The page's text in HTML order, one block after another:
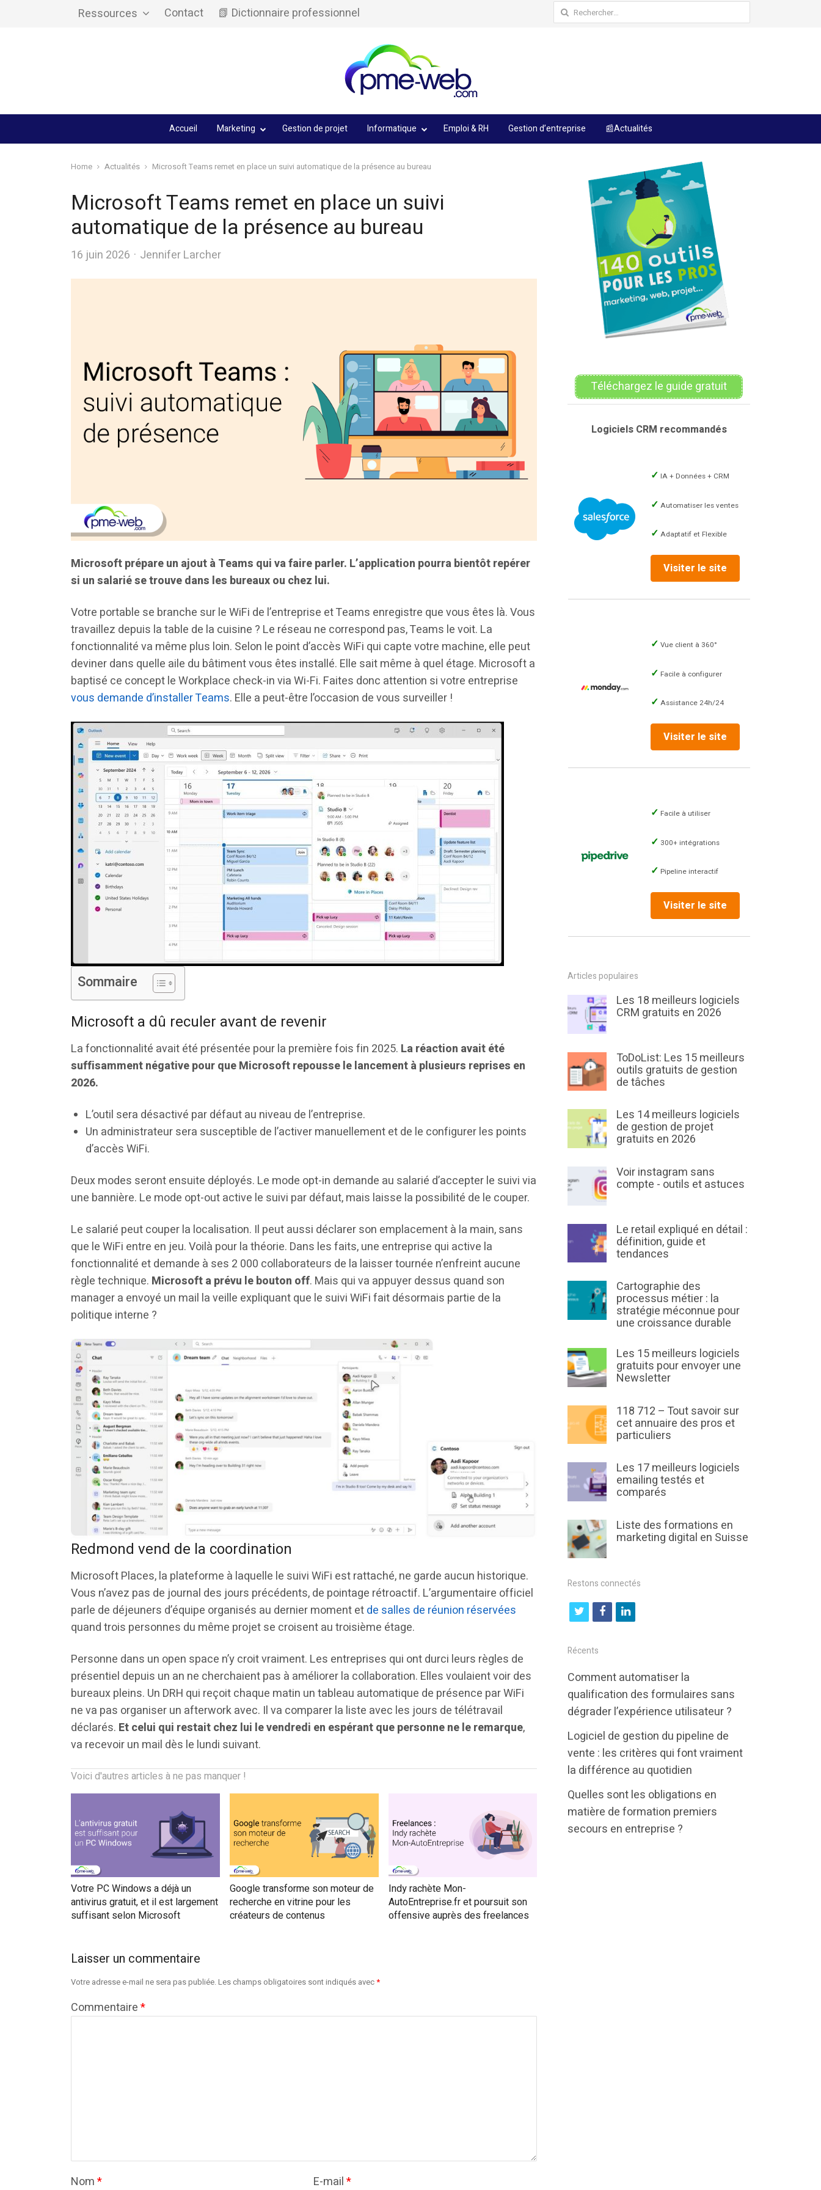
Ressources Contact 📗 Dictionnaire professionnel Rechercher :
Accueil Marketing Gestion de projet Informatique Emploi & RH Gestion d’entreprise 📰Actualités
Home Actualités Microsoft Teams remet en place un suivi automatique de la présence au bureau
Microsoft Teams remet en place un suivi
automatique de la présence au bureau
16 juin 2026 Author
Jennifer Larcher
Microsoft prépare un ajout à Teams qui va faire parler. L’application pourra bientôt repérer
si un salarié se trouve dans les bureaux ou chez lui.
Votre portable se branche sur le WiFi de l’entreprise et Teams enregistre que vous êtes là. Vous
travaillez depuis la table de la cuisine ? Le réseau ne correspond pas, Teams le voit. La
fonctionnalité va même plus loin. Selon le point d’accès WiFi qui capte votre machine, elle peut
deviner dans quelle aile du bâtiment vous êtes installé. Elle sait même à quel étage. Microsoft a
baptisé ce concept le Workplace check-in via Wi-Fi. Faites donc attention si votre entreprise
vous demande d’installer Teams. Elle a peut-être l’occasion de vous surveiller !
Sommaire
Microsoft a dû reculer avant de revenir
La fonctionnalité avait été présentée pour la première fois fin 2025. La réaction avait été
suffisamment négative pour que Microsoft repousse le lancement à plusieurs reprises en
2026.
L’outil sera désactivé par défaut au niveau de l’entreprise.
Un administrateur sera susceptible de l’activer manuellement et de le configurer les points
d’accès WiFi.
Deux modes seront ensuite déployés. Le mode opt-in demande au salarié d’accepter le suivi via
une bannière. Le mode opt-out active le suivi par défaut, mais laisse la possibilité de le couper.
Le salarié peut couper la localisation. Il peut aussi déclarer son emplacement à la main, sans
que le WiFi entre en jeu. Voilà pour la théorie. Dans les faits, une entreprise qui active la
fonctionnalité et demande à ses 2 000 collaborateurs de la laisser tournée n’enfreint aucune
règle technique. Microsoft a prévu le bouton off. Mais qui va appuyer dessus quand son
manager a envoyé un mail la veille expliquant que le suivi WiFi fait désormais partie de la
politique interne ?
Redmond vend de la coordination
Microsoft Places, la plateforme à laquelle le suivi WiFi est rattaché, ne garde aucun historique.
Vous n’avez pas de journal des jours précédents, de pointage rétroactif. L’argumentaire officiel
parle de déjeuners d’équipe organisés au dernier moment etde salles de réunion réservées
quand trois personnes du même projet se croisent au troisième étage.
Personne dans un open space n’y croit vraiment. Les entreprises qui ont durci leurs règles de
présentiel depuis un an ne cherchaient pas à améliorer la collaboration. Elles voulaient voir des
bureaux pleins. Un DRH qui reçoit chaque matin un tableau automatique de présence par WiFi
ne va pas organiser un afterwork avec. Il va comparer la liste avec les jours de télétravail
déclarés. Et celui qui restait chez lui le vendredi en espérant que personne ne le remarque,
va recevoir un mail dès le lundi suivant.
Voici d'autres articles à ne pas manquer !
Votre PC Windows a déjà un
antivirus gratuit, et il est largement
suffisant selon Microsoft
Google transforme son moteur de
recherche en vitrine pour les
créateurs de contenus
Indy rachète Mon-
AutoEntreprise.fr et poursuit son
offensive auprès des freelances
Laisser un commentaire
Votre adresse e-mail ne sera pas publiée.Les champs obligatoires sont indiqués avec*
Commentaire*
Nom* E-mail*
Téléchargez le guide gratuit
Logiciels CRM recommandés
IA + Données + CRM
Automatiser les ventes
Adaptatif et Flexible
Visiter le site
Vue client à 360°
Facile à configurer
Assistance 24h/24
Visiter le site
Facile à utiliser
300+ intégrations
Pipeline interactif
Visiter le site
Articles populaires
Les 18 meilleurs logiciels
CRM gratuits en 2026
ToDoList: Les 15 meilleurs
outils gratuits de gestion
de tâches
Les 14 meilleurs logiciels
de gestion de projet
gratuits en 2026
Voir instagram sans
compte - outils et astuces
Le retail expliqué en détail :
définition, guide et
tendances
Cartographie des
processus métier : la
stratégie méconnue pour
une croissance durable
Les 15 meilleurs logiciels
gratuits pour envoyer une
Newsletter
118 712 – Tout savoir sur
cet annuaire des pros et
particuliers
Les 17 meilleurs logiciels
emailing testés et
comparés
Liste des formations en
marketing digital en Suisse
Restons connectés
t
i
t
e
r
f
b
o
k
l
k
e
d
n
Récents
Comment automatiser la
qualification des formulaires sans
dégrader l’expérience utilisateur ?
Logiciel de gestion du pipeline de
vente : les critères qui font vraiment
la différence au quotidien
Quelles sont les obligations en
matière de formation premiers
secours en entreprise ?